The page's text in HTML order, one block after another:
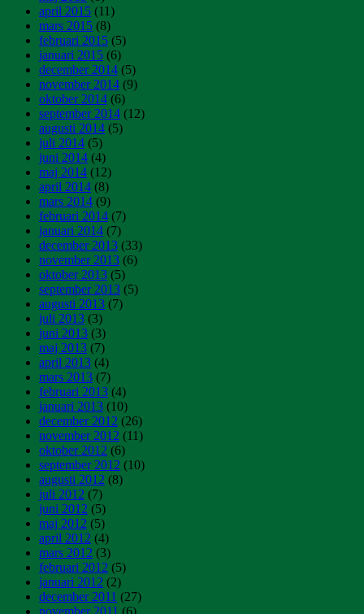
april 2015 (11)
mars 2015 (8)
februari 2015 (5)
januari 2015 (6)
december 2014 (5)
november 2014 (9)
oktober 2014 (6)
september 2014 (12)
augusti 2014 (5)
juli 2014 (5)
juni 2014 (4)
maj 2014 (12)
april 2014 (8)
mars 2014 (9)
februari 2014 (7)
januari 2014 (7)
december 2013 (33)
november 2013 (6)
oktober 2013 (5)
september 2013 (5)
augusti 2013 (7)
juli 2013 (3)
juni 2013 (3)
maj 2013 (7)
april 2013 (4)
mars 2013 (7)
februari 2013 (4)
januari 2013 (10)
december 2012 (26)
november 2012 (11)
oktober 2012 (6)
september 2012 (10)
augusti 2012 (8)
juli 2012 (7)
juni 2012 (5)
maj 2012 (5)
april 2012 (4)
mars 2012 (3)
februari 2012 (5)
januari 2012 (2)
december 2011 (27)
november 2011 (6)